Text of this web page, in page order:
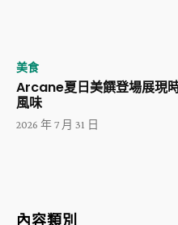
美食
Arcane夏日美饌登場展現
風味
2026 年 7 月 31 日
內容類別